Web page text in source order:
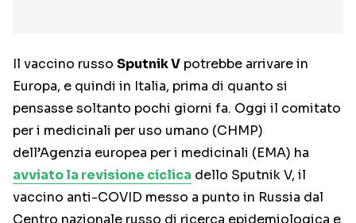
Il vaccino russo Sputnik V potrebbe arrivare in
Europa, e quindi in Italia, prima di quanto si
pensasse soltanto pochi giorni fa. Oggi il comitato
per i medicinali per uso umano (CHMP)
dell’Agenzia europea per i medicinali (EMA) ha
avviato la revisione ciclica dello Sputnik V, il
vaccino anti-COVID messo a punto in Russia dal
Centro nazionale russo di ricerca epidemiologica e